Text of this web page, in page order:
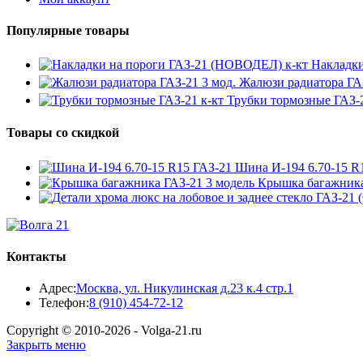
Популярные товары
Жалюзи
Трубки тормозные ГАЗ-
Товары со скидкой
Шина И-194 6.70-15
Крышка
Контакты
Адрес:Москва, ул. Никулинская д.23 к.4 стр.1
Телефон:8 (910) 454-72-12
вашем
Copyright © 2010-2026 - Volga-21.ru
Закрыть меню